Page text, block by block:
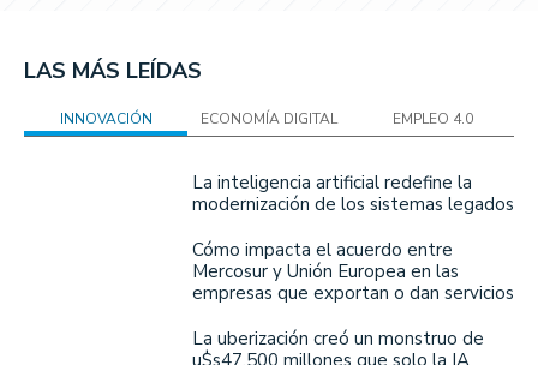
LAS MÁS LEÍDAS
INNOVACIÓN ECONOMÍA DIGITAL EMPLEO 4.0
La inteligencia artificial redefine la
modernización de los sistemas legados
Cómo impacta el acuerdo entre
Mercosur y Unión Europea en las
empresas que exportan o dan servicios
La uberización creó un monstruo de